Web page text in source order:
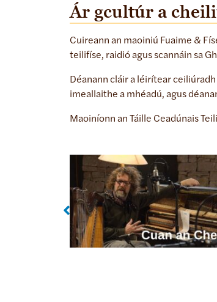
Ár gcultúr a
Cuireann an maoiniú Fuaime &
teilifíse, raidió agus scannáin sa
Déanann cláir a léirítear
imeallaithe a mhéadú, agus
Maoiníonn an Táille Ceadúnais
Cuan an Cheoil